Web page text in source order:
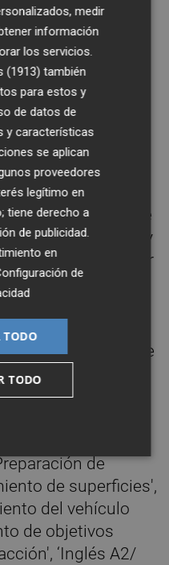
puedan mejorar
con una
condiciones
los
de
de
de El
estéticos de
en La Fica; y
2', que tiene lugar
de Alquerías.
cursos
la organización de
de
y
solares
de
de superficies',
del vehículo
de objetivos
‘Inglés A2/
medir
información
los servicios.
(1913) también
para estos y
de datos de
y características
se aplican
proveedores
legítimo en
tiene derecho a
de publicidad
en
de
TODO
TODO